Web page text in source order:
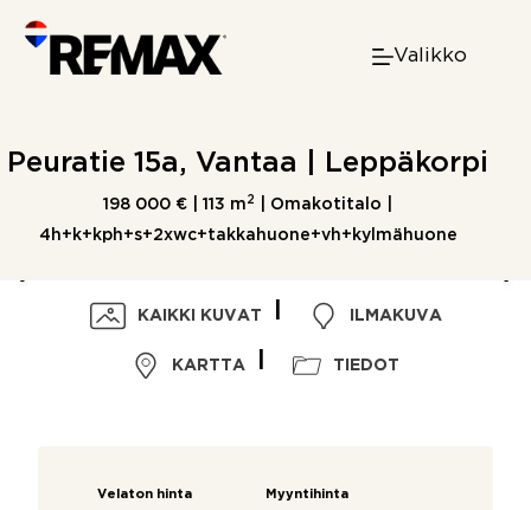
content
Valikko
Peuratie 15a, Vantaa | Leppäkorpi
198 000 € | 113 m 2 | Omakotitalo |
4h+k+kph+s+2xwc+takkahuone+vh+kylmähuone
KAIKKI KUVAT ILMAKUVA
KARTTA TIEDOT
Velaton hinta Myyntihinta